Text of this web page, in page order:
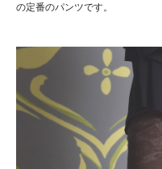
の定番のパンツです。